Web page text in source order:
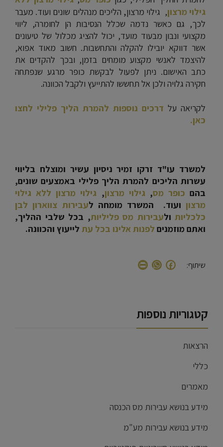
גילוי מרצון, גילוי מרצון, הליכים מנהלים שונים ועוד. מעבר
לכך, גם כאשר נדמה שכלל הנסיבות הן לחומרה, ליווי
מקצועי ונבון מבעוד מועד, יכול להציג מכלול של טיעונים
אשר דווקא יובילו להקלה והתחשבות. חשוב מאוד אפוא,
להיצמד לאנשי מקצוע מומחים בזמן, ובכך להקדים את
כתב האישום. ניתן לפעול לבקשת כופר מרגע שנפתחה
חקירה גלויה ולכן אל תחששו להתייעץ ולקבל הכוונה.
לקריאה על דרכים נוספות להמרת הליך פלילי לחצו
כאן.
למשרד עו"ד זרקו זמיר ניסיון עשיר ומוצלח בליווי
עשרות הליכים להמרת הליך פלילי באמצעים שונים,
בהם כופר מס,גילוי מרצון, גילוי מרצון ללא גילוי
מרצון ועוד. המשרד מומחה לעבירות צווארון לבן
כלכליות ולעבירות מס פליליות, בכל שלבי ההליך,
ואתם מוזמנים לפנות אלינו בכל עת לייעוץ והכוונה.
שיתוף: Facebook
WhatsApp
קטגוריות נוספות
הרצאות
כללי
מאמרים
מידע בנושא עבירות מס הכנסה
מידע בנושא עבירות מע"מ